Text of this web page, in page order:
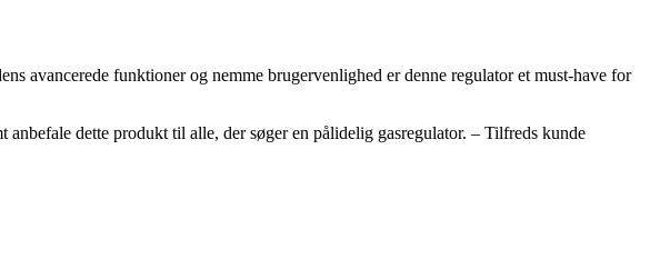
avancerede funktioner og nemme brugervenlighed er denne regulator et must-have for
dette produkt til alle, der søger en pålidelig gasregulator. – Tilfreds kunde